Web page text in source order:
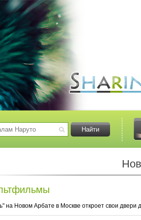
на Новом Арбате в Москве откроет свои